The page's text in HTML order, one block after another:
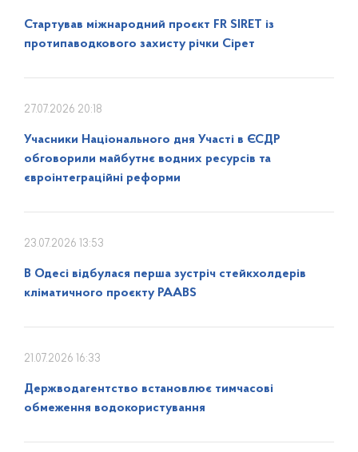
Стартував міжнародний проєкт FR SIRET із
протипаводкового захисту річки Сірет
27.07.2026 20:18
Учасники Національного дня Участі в ЄСДР
обговорили майбутнє водних ресурсів та
євроінтеграційні реформи
23.07.2026 13:53
В Одесі відбулася перша зустріч стейкхолдерів
кліматичного проєкту PAABS
21.07.2026 16:33
Держводагентство встановлює тимчасові
обмеження водокористування